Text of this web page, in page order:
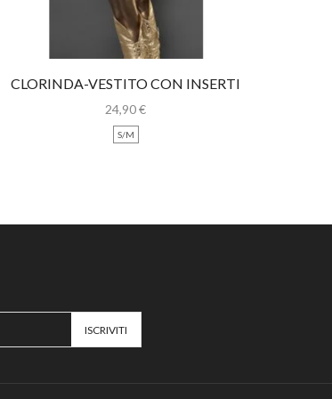
CLORINDA-VESTITO CON INSERTI
ORO
24,90€
S/M